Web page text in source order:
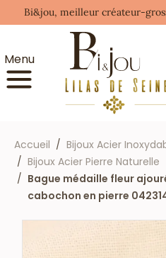
Bi&jou, meilleur créateur-
Menu
Accueil
Bijoux Acier
Bijoux Acier Pierre Naturelle
Bague médaille fleur
cabochon en pierre